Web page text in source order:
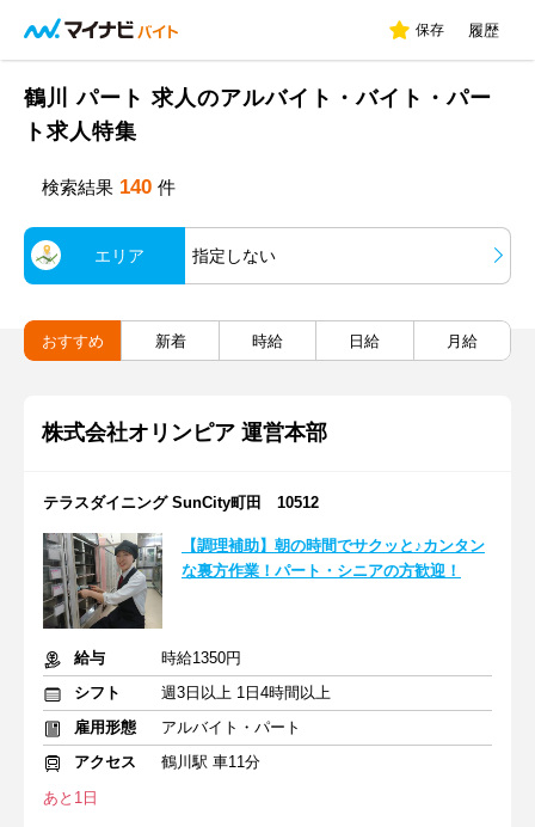
保存 履歴
鶴川 パート 求人のアルバイト・バイト・パー
ト求人特集
検索結果 140 件
エリア 指定しない
おすすめ 新着 時給 日給 月給
株式会社オリンピア 運営本部
テラスダイニング SunCity町田 10512
【調理補助】朝の時間でサクッと♪カンタン
な裏方作業！パート・シニアの方歓迎！
給与
時給1350円
シフト
週3日以上 1日4時間以上
雇用形態
アルバイト・パート
アクセス
鶴川駅 車11分
あと1日